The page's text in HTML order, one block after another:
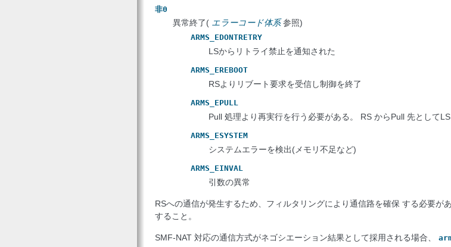
非0
異常終了( エラーコード体系参照)
ARMS_EDONTRETRY
LSからリトライ禁止を通知された
ARMS_EREBOOT
RSよりリブート要求を受信し制御を終了
ARMS_EPULL
Pull 処理より再実行を行う必要がある。 RS からPull 先として
ARMS_ESYSTEM
システムエラーを検出(メモリ不足など)
ARMS_EINVAL
引数の異常
RSへの通信が発生するため、フィルタリングにより通信路を確保 する必要が
すること。
SMF-NAT 対応の通信方式がネゴシエーション結果として採用される場合、